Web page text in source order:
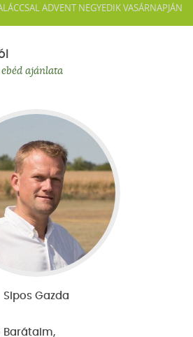
ADVENT NEGYEDIK VASÁRNAPJÁN
ajánlata
Sipos Gazda
Barátaim,